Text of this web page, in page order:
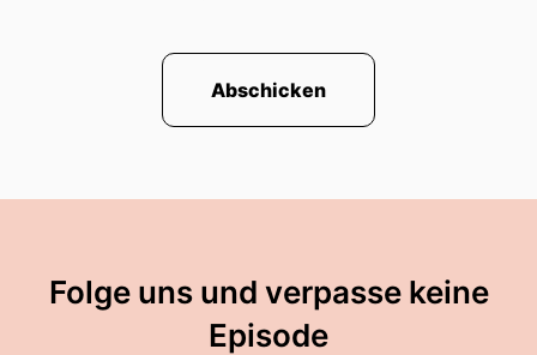
Abschicken
Folge uns und verpasse keine
Episode